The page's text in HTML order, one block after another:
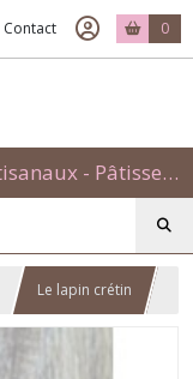
Contact 0
Chocolats, confiseries et biscuits artisanaux - Pâtisseries évènementielles et traditionnelles
Le lapin crétin